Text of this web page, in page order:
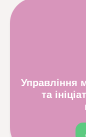
Управління
та